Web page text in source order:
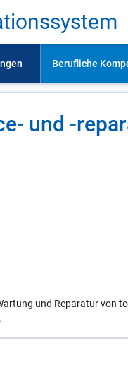
und -
und Reparatur von